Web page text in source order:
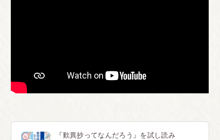
『歎異抄ってなんだろう』を試し読み